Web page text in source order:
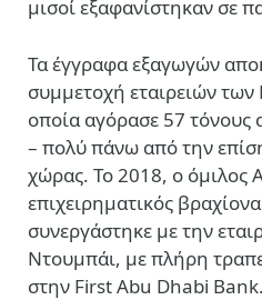
μισοί εξαφανίστηκαν σε
Τα έγγραφα εξαγωγών
συμμετοχή εταιρειών
οποία αγόρασε 57
– πολύ πάνω από την
χώρας. Το 2018, ο όμιλος
επιχειρηματικός
συνεργάστηκε με την
Ντουμπάι, με πλήρη
στην First Abu Dhabi Bank.